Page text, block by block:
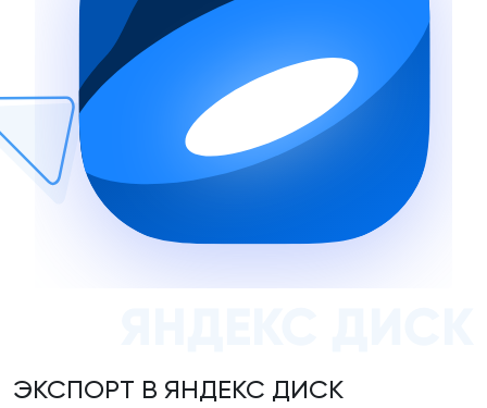
ЭКСПОРТ В ЯНДЕКС ДИСК